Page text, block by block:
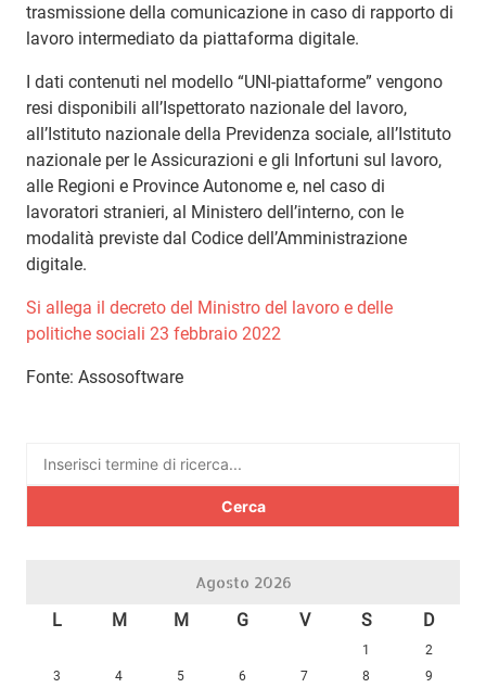
trasmissione della comunicazione in caso di rapporto di
lavoro intermediato da piattaforma digitale.
I dati contenuti nel modello “UNI-piattaforme” vengono
resi disponibili all’Ispettorato nazionale del lavoro,
all’Istituto nazionale della Previdenza sociale, all’Istituto
nazionale per le Assicurazioni e gli Infortuni sul lavoro,
alle Regioni e Province Autonome e, nel caso di
lavoratori stranieri, al Ministero dell’interno, con le
modalità previste dal Codice dell’Amministrazione
digitale.
Si allega il decreto del Ministro del lavoro e delle
politiche sociali 23 febbraio 2022
Fonte: Assosoftware
Ricerca
Agosto 2026
L M M G V S D
1
2
3
4 5 6 7 8
9